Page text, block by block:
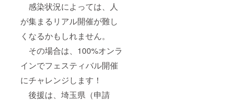
感染状況によっては、人
が集まるリアル開催が難し
くなるかもしれません。
その場合は、100%オンラ
インでフェスティバル開催
にチャレンジします！
後援は、埼玉県（申請